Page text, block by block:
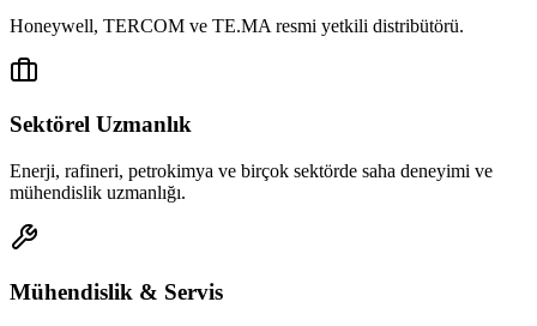
Honeywell, TERCOM ve TE.MA resmi yetkili distribütörü.
Sektörel Uzmanlık
Enerji, rafineri, petrokimya ve birçok sektörde saha deneyimi ve
mühendislik uzmanlığı.
Mühendislik & Servis